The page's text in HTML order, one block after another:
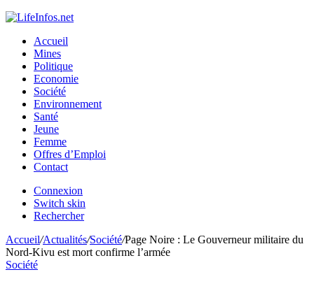
Accueil
Mines
Politique
Economie
Société
Environnement
Santé
Jeune
Femme
Offres d’Emploi
Contact
Connexion
Switch skin
Rechercher
Accueil/Actualités/Société/Page Noire : Le Gouverneur militaire du
Nord-Kivu est mort confirme l’armée
Société